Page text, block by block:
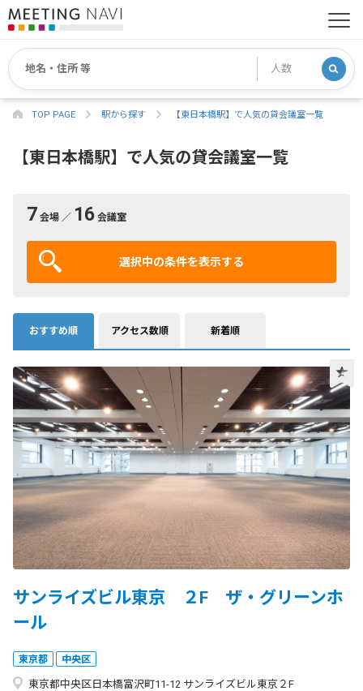
TOP PAGE 駅から探す 【東日本橋駅】で人気の貸会議室一覧
【東日本橋駅】で人気の貸会議室一覧
7 会場 ／ 16 会議室
選択中の条件を表示する
おすすめ順 アクセス数順 新着順
サンライズビル東京 ２F ザ・グリーンホ
ール
東京都 中央区
東京都中央区日本橋富沢町11-12 サンライズビル東京２F